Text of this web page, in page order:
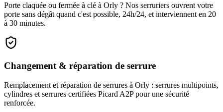
Porte claquée ou fermée à clé à Orly ? Nos serruriers ouvrent votre
porte sans dégât quand c'est possible, 24h/24, et interviennent en 20
à 30 minutes.
Changement & réparation de serrure
Remplacement et réparation de serrures à Orly : serrures multipoints,
cylindres et serrures certifiées Picard A2P pour une sécurité
renforcée.